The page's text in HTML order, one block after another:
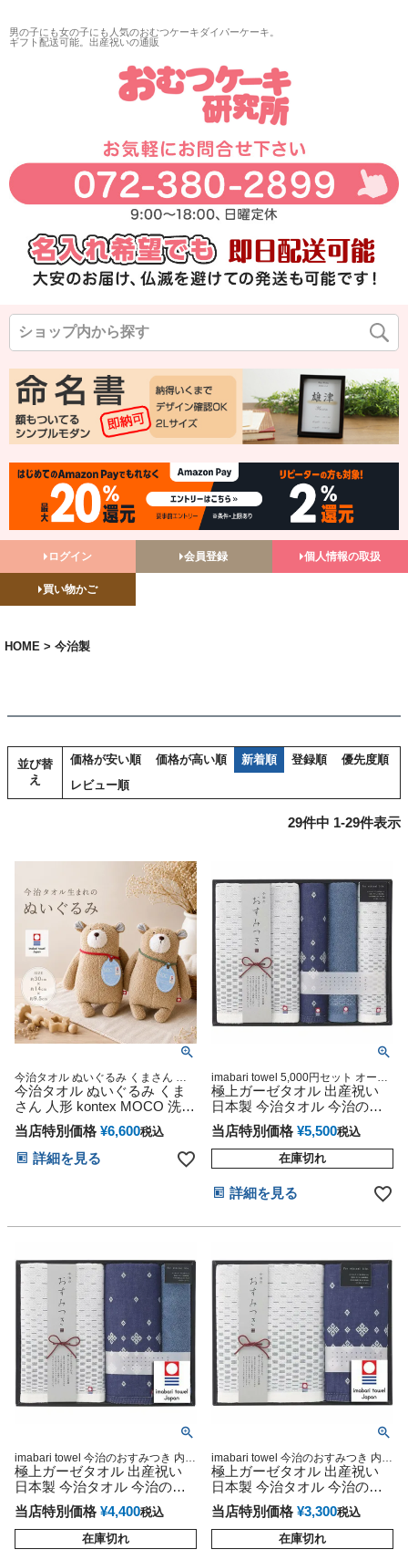
男の子にも女の子にも人気のおむつケーキダイパーケーキ。
ギフト配送可能。出産祝いの通販
ログイン 会員登録 個人情報の取扱
買い物かご
HOME 今治製
並び替
え
価格が安い順 価格が高い順 新着順 登録順
優先度順
レビュー順
29件中 1-29件表示
今治タオル ぬいぐるみ くまさん ベ
ビー キッズ グッズ アニメ キャラク
ター 誕生日 通販 約30×約14cm×約
9.5cm
今治タオル ぬいぐるみ くま
さん 人形 kontex MOCO 洗濯
可能 出産祝い 小物 プレゼン
ト ラッピング インスタ
MADEINJAPAN 今治タオル
ブランド認定商品 インテリア
セット 人気 端午の節句 桃の
当店特別価格 ¥6,600税込
詳細を見る
imabari towel 5,000円セット オーガ
ニック ギフトセット プレゼント ラ
ッピング
極上ガーゼタオル 出産祝い
日本製 今治タオル 今治のお
すみつき 今治秀品 粗品 景品
お返しギフト 引越し挨拶 快
気祝い 結婚内祝い
当店特別価格 ¥5,500税込
在庫切れ
詳細を見る
imabari towel 今治のおすみつき 内祝
い 今治秀品 4,000円セット 人気 流行
お洒落
極上ガーゼタオル 出産祝い
日本製 今治タオル 今治のお
すみつき 今治秀品 粗品 景品
お返しギフト 引越し挨拶 快
気祝い 結婚内祝い
当店特別価格 ¥4,400税込
在庫切れ
imabari towel 今治のおすみつき 内祝
い 今治秀品 3,000円セット
極上ガーゼタオル 出産祝い
日本製 今治タオル 今治のお
すみつき 今治秀品 粗品 景品
お返しギフト 引越し挨拶 快
気祝い 結婚内祝い
当店特別価格 ¥3,300税込
在庫切れ